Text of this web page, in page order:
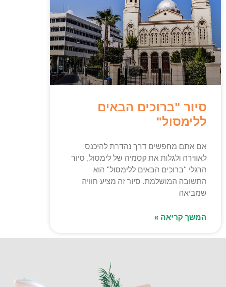
סיור "ברוכים הבאים
ללימסול"
אם אתם מחפשים דרך נהדרת להיכנס
לאווירה ולגלות את קסמיה של לימסול, סיור
הרגלי "ברוכים הבאים ללימסול" הוא
התשובה המושלמת. סיור זה מציע חוויה
שמביאה
המשך קריאה »